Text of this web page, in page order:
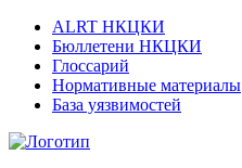
ALRT НКЦКИ
Бюллетени НКЦКИ
Глоссарий
Нормативные материалы
База уязвимостей